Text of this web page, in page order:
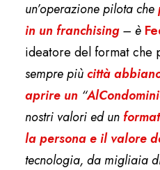
un’operazione pilota che
in un franchising– è
ideatore del format che
sempre piùcittà abb
aprire un “Al
nostri valori ed un
la persona e il valore
tecnologia, da migliaia